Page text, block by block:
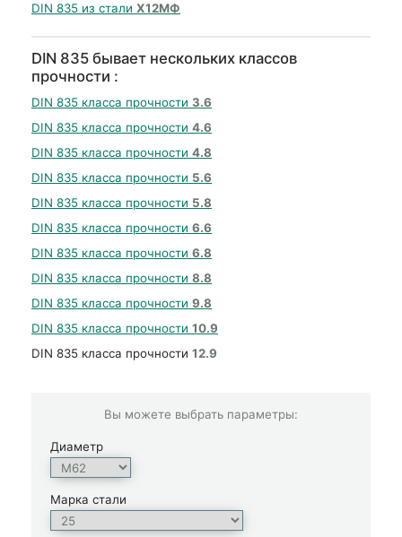
DIN 835 из стали Х12МФ
DIN 835 бывает нескольких классов
прочности :
DIN 835 класса прочности 3.6
DIN 835 класса прочности 4.6
DIN 835 класса прочности 4.8
DIN 835 класса прочности 5.6
DIN 835 класса прочности 5.8
DIN 835 класса прочности 6.6
DIN 835 класса прочности 6.8
DIN 835 класса прочности 8.8
DIN 835 класса прочности 9.8
DIN 835 класса прочности 10.9
DIN 835 класса прочности 12.9
Вы можете выбрать параметры:
Диаметр
Марка стали